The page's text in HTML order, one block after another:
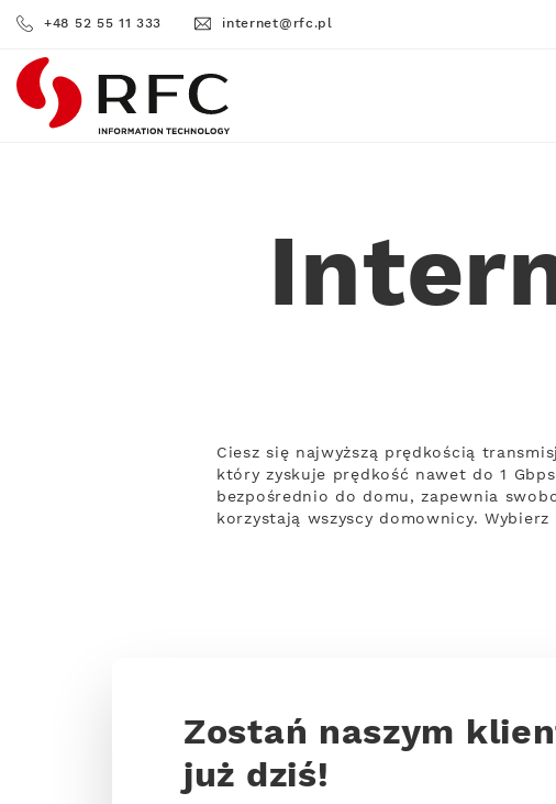
+48 52 55 11 333 internet@rfc.pl
RFC
Ciesz się najwyższą prędkością
który zyskuje prędkość nawet do 1
bezpośrednio do domu, zapewnia
korzystają wszyscy domownicy.
Zostań naszym
już dziś!